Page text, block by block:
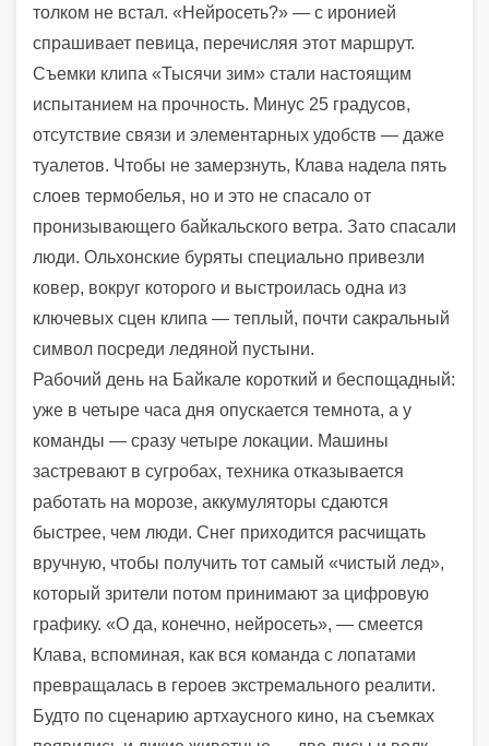
толком не встал. «Нейросеть?» — с иронией
спрашивает певица, перечисляя этот маршрут.
Съемки клипа «Тысячи зим» стали настоящим
испытанием на прочность. Минус 25 градусов,
отсутствие связи и элементарных удобств — даже
туалетов. Чтобы не замерзнуть, Клава надела пять
слоев термобелья, но и это не спасало от
пронизывающего байкальского ветра. Зато спасали
люди. Ольхонские буряты специально привезли
ковер, вокруг которого и выстроилась одна из
ключевых сцен клипа — теплый, почти сакральный
символ посреди ледяной пустыни.
Рабочий день на Байкале короткий и беспощадный:
уже в четыре часа дня опускается темнота, а у
команды — сразу четыре локации. Машины
застревают в сугробах, техника отказывается
работать на морозе, аккумуляторы сдаются
быстрее, чем люди. Снег приходится расчищать
вручную, чтобы получить тот самый «чистый лед»,
который зрители потом принимают за цифровую
графику. «О да, конечно, нейросеть», — смеется
Клава, вспоминая, как вся команда с лопатами
превращалась в героев экстремального реалити.
Будто по сценарию артхаусного кино, на съемках